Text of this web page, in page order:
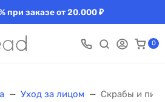
при заказе от 20.000 ₽
0
Уход за лицом Скрабы и